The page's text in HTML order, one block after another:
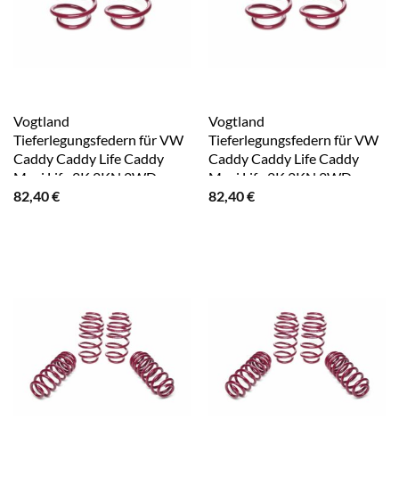
Vogtland
Tieferlegungsfedern für VW
Caddy Caddy Life Caddy
Maxi Life 2K 2KN 2WD
82,40€
Vogtland
Tieferlegungsfedern für VW
Caddy Caddy Life Caddy
Maxi Life 2K 2KN 2WD
956127
82,40€